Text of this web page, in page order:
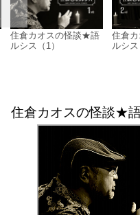
住倉カオスの怪談★語
ルシス（1）
住倉
ルシス
住倉カオスの怪談★